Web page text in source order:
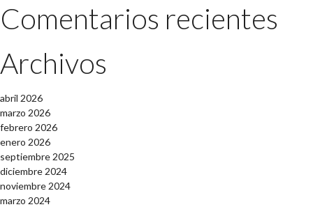
Comentarios recientes
Archivos
abril 2026
marzo 2026
febrero 2026
enero 2026
septiembre 2025
diciembre 2024
noviembre 2024
marzo 2024